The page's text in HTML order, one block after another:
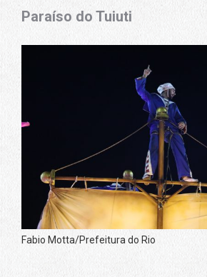
Paraíso do Tuiuti
Fabio Motta/Prefeitura do Rio